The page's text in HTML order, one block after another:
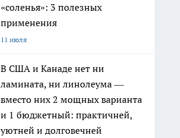
«соленья»: 3 полезных
применения
11 июля
В США и Канаде нет ни
ламината, ни линолеума —
вместо них 2 мощных варианта
и 1 бюджетный: практичней,
уютней и долговечней